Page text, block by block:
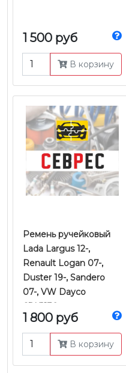
1 500 руб
В корзину
Ремень ручейковый
Lada Largus 12-,
Renault Logan 07-,
Duster 19-, Sandero
07-, VW Dayco
6PK1130
1 800 руб
В корзину